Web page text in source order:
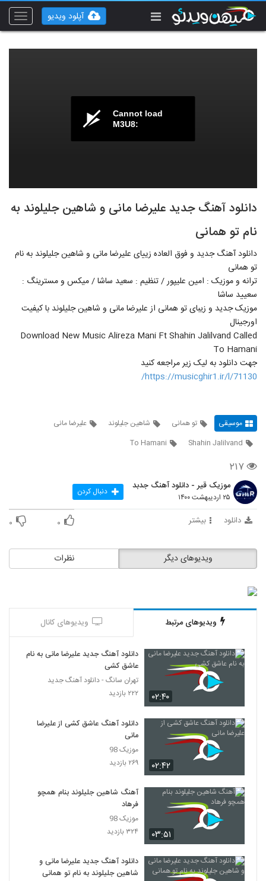
Toggle
آپلود ویدیو
Cannot load
M3U8:
دانلود آهنگ جدید علیرضا مانی و شاهین جلیلوند به
نام تو همانی
دانلود آهنگ جدید و فوق العاده زییای علیرضا مانی و شاهین جلیلوند به نام
تو همانی
‌ترانه و موزیک : امین علیپور / ‌تنظیم : سعید ساشا / ‌میکس و مسترینگ :
سعیید ساشا
موزیک جدید و زیبای تو همانی از علیرضا مانی و شاهین جلیلوند با کیفیت
اورجینال
Download New Music Alireza Mani Ft Shahin Jalilvand Called
To Hamani
جهت دانلود به لیک زیر مراجعه کنید
https://musicghir1.ir/l/71130/
موسیقی تو همانی شاهین جلیلوند
علیرضا مانی
Shahin Jalilvand
To Hamani
۲۱۷
موزیک قیر - دانلود آهنگ جدبد
۲۵ اردیبهشت ۱۴۰۰ دنبال کردن
دانلود بیشتر ۰ ۰
نظرات ویدیوهای دیگر
ویدیوهای مرتبط ویدیوهای کانال
۰۲:۴۰
دانلود آهنگ جدید علیرضا مانی به نام
عاشق کشی
تهران سانگ - دانلود آهنگ جدید
۲۲۲ بازدید
۰۲:۴۲
دانلود آهنگ عاشق کشی از علیرضا
مانی
موزیک 98
۲۶۹ بازدید
۰۳:۵۱
آهنگ شاهین جلیلوند بنام همچو
فرهاد
موزیک 98
۳۲۴ بازدید
دانلود آهنگ جدید علیرضا مانی و
شاهین جلیلوند به نام تو همانی